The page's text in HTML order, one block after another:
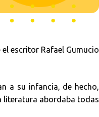
escritor Rafael Gumucio
a su infancia, de hecho,
literatura abordaba todas